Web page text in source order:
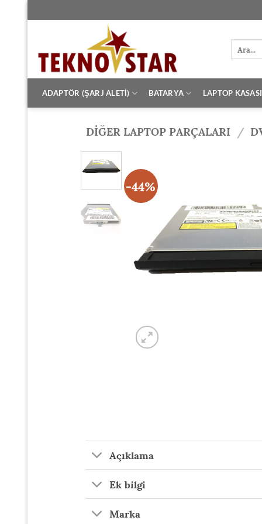
İçeriğe
atla
Ara:
ADAPTÖR (ŞARJ ALETİ) BATARYA LAPTOP KASASI
DİĞER LAPTOP PARÇALARI /
-44%
Açıklama
Ek bilgi
Marka